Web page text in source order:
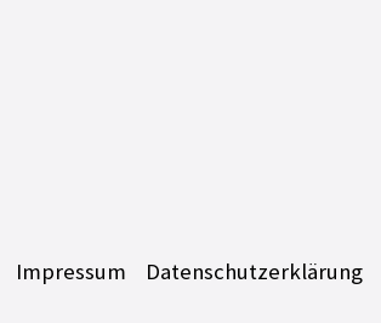
Impressum Datenschutzerklärung